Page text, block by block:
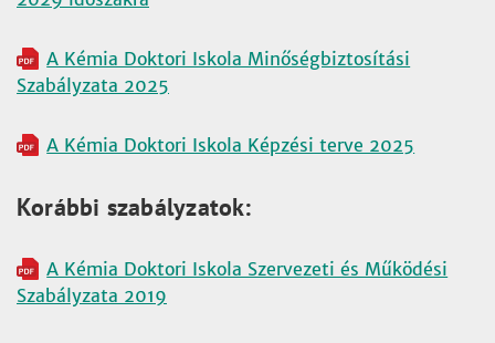
A Kémia Doktori Iskola Minőségbiztosítási
Szabályzata 2025
A Kémia Doktori Iskola Képzési terve 2025
Korábbi szabályzatok:
A Kémia Doktori Iskola Szervezeti és Működési
Szabályzata 2019